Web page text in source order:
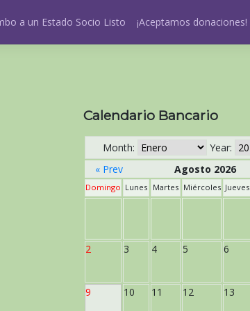
a un Estado Socio Listo ¡Aceptamos donaciones!
Calendario Bancario
Month:
Year:
« Prev
Agosto 2026
Domingo Lunes Martes Miércoles Jueves
2 3 4 5 6
9 10 11 12 13